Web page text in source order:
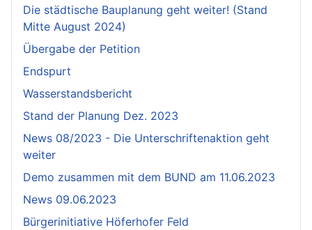
Die städtische Bauplanung geht weiter! (Stand
Mitte August 2024)
Übergabe der Petition
Endspurt
Wasserstandsbericht
Stand der Planung Dez. 2023
News 08/2023 - Die Unterschriftenaktion geht
weiter
Demo zusammen mit dem BUND am 11.06.2023
News 09.06.2023
Bürgerinitiative Höferhofer Feld